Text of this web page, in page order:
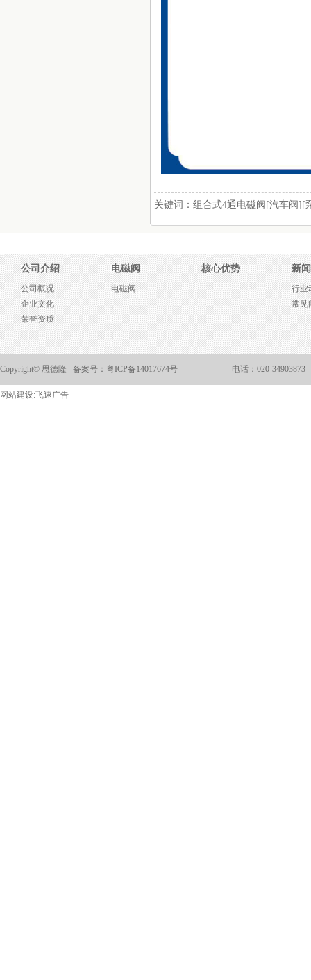
关键词：组合式4通电磁阀[汽车阀][
公司介绍
公司概况
企业文化
荣誉资质
电磁阀
电磁阀
核心优势 新
行业
常见
Copyright© 思德隆 备案号： 粤ICP备14017674号 电话：020-34903873
网站建设:飞速广告